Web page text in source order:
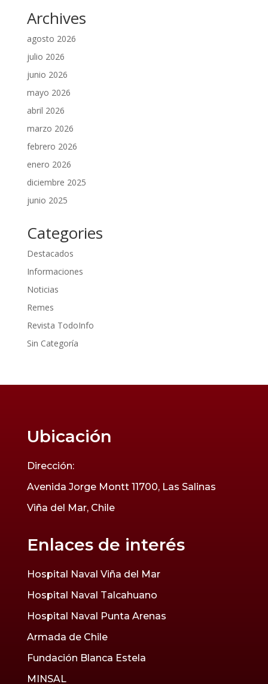
Archives
agosto 2026
julio 2026
junio 2026
mayo 2026
abril 2026
marzo 2026
febrero 2026
enero 2026
diciembre 2025
junio 2025
Categories
Destacados
Informaciones
Noticias
Remes
Revista TodoInfo
Sin Categoría
Ubicación
Dirección:
Avenida Jorge Montt 11700, Las Salinas
Viña del Mar, Chile
Enlaces de interés
Hospital Naval Viña del Mar
Hospital Naval Talcahuano
Hospital Naval Punta Arenas
Armada de Chile
Fundación Blanca Estela
MINSAL